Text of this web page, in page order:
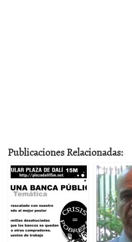
Publicaciones Relacionadas: